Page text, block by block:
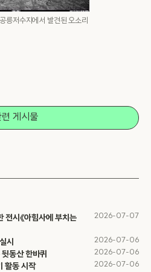
릉저수지에서 발견된 오소리
련 게시물
전시《아힘사에 부치는
2026-07-07
시 2026-07-06
동산 한바퀴 2026-07-06
활동 시작 2026-07-06